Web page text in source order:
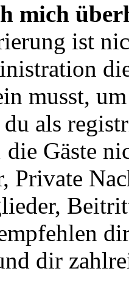
mich
ist
musst,
als
Gäste
Private
dir